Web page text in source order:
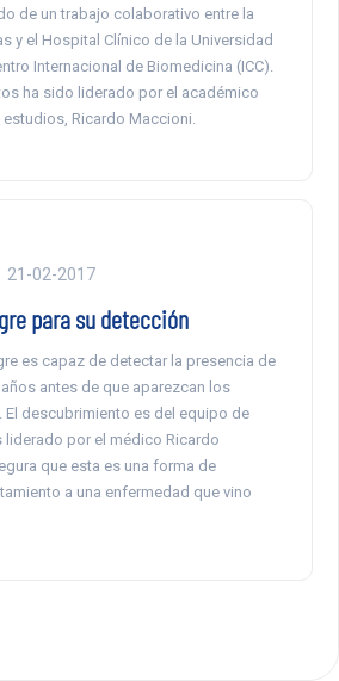
de un trabajo colaborativo entre la
y el Hospital Clínico de la Universidad
Internacional de Biomedicina (ICC).
ha sido liderado por el académico
Ricardo Maccioni.
21-02-2017
para su detección
es capaz de detectar la presencia de
antes de que aparezcan los
El descubrimiento es del equipo de
por el médico Ricardo
que esta es una forma de
a una enfermedad que vino